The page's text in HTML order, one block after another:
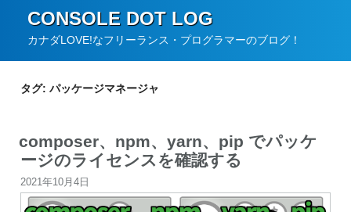
CONSOLE DOT LOG
カナダLOVE!なフリーランス・プログラマーのブログ！
タグ:パッケージマネージャ
composer、npm、yarn、pip でパッケ
ージのライセンスを確認する
投
稿
2021年10月4日